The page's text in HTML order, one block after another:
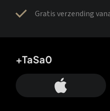
Gratis verzending
+TaSa0